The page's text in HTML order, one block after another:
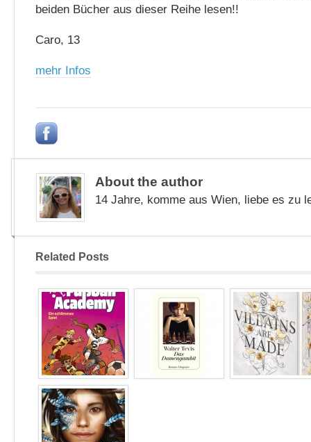
beiden Bücher aus dieser Reihe lesen!!
Caro, 13
mehr Infos
About the author
14 Jahre, komme aus Wien, liebe es zu
Related Posts